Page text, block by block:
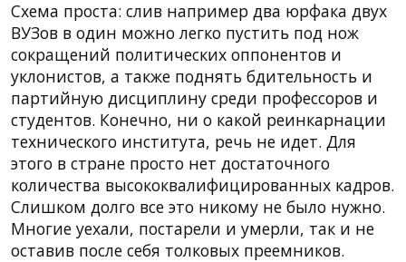
Схема проста: слив например два юрфака двух
ВУЗов в один можно легко пустить под нож
сокращений политических оппонентов и
уклонистов, а также поднять бдительность и
партийную дисциплину среди профессоров и
студентов. Конечно, ни о какой реинкарнации
технического института, речь не идет. Для
этого в стране просто нет достаточного
количества высококвалифицированных кадров.
Слишком долго все это никому не было нужно.
Многие уехали, постарели и умерли, так и не
оставив после себя толковых преемников.